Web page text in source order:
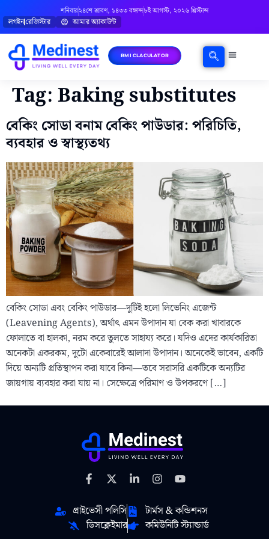
শনিবার২৪শে শ্রাবণ, ১৪৩৩ বঙ্গাব্দ৮ই আগস্ট, ২০২৬ খ্রিস্টাব্দ
লগইনরেজিস্টার আমার অ্যাকাউন্ট
BMI CLACULATOR
Tag:Baking substitutes
বেকিং সোডা বনাম বেকিং পাউডার: পরিচিতি,
ব্যবহার ও স্বাস্থ্যতথ্য
বেকিং সোডা এবং বেকিং পাউডার—দুটিই হলো লিভেনিং এজেন্ট
(Leavening Agents), অর্থাৎ এমন উপাদান যা বেক করা খাবারকে
ফোলাতে বা হালকা, নরম করে তুলতে সাহায্য করে। যদিও এদের কার্যকারিতা
অনেকটা একরকম, দুটো একেবারেই আলাদা উপাদান। অনেকেই ভাবেন, একটি
দিয়ে অন্যটি প্রতিস্থাপন করা যাবে কিনা—তবে সরাসরি একটিকে অন্যটির
জায়গায় ব্যবহার করা যায় না। সেক্ষেত্রে পরিমাণ ও উপকরণে […]
প্রাইভেসী পলিসি
টার্মস & কন্ডিশনস
ডিসক্লেইমার
কমিউনিটি স্ট্যান্ডার্ড